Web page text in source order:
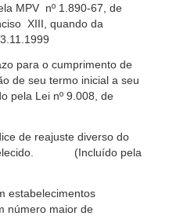
MPV nº 1.890-67, de
XIII, quando da
para o cumprimento de
de seu termo inicial a seu
Lei nº 9.008, de
de reajuste diverso do
(Incluído pela
estabelecimentos
número maior de